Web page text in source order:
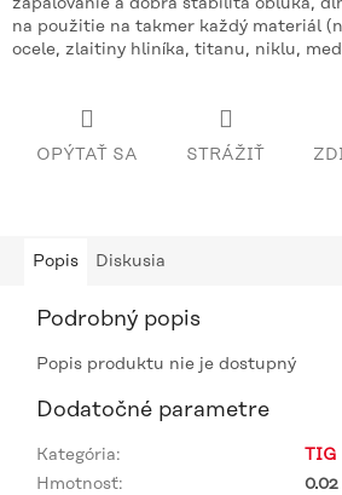
zapaľovanie a dobrá stabilita oblúka,
na použitie na takmer každý materiál
ocele, zlaitiny hliníka, titanu, niklu,
OPÝTAŤ SA STRÁŽIŤ
Popis Diskusia
Podrobný popis
Popis produktu nie je dostupný
Dodatočné parametre
Kategória:
TIG
Hmotnosť: